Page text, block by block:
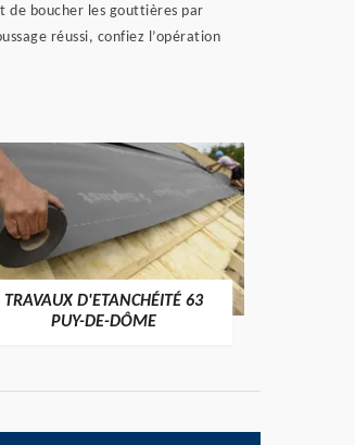
de boucher les gouttières par
réussi, confiez l’opération
TRAVAUX D'ETANCHÉITÉ 63
PUY-DE-DÔME